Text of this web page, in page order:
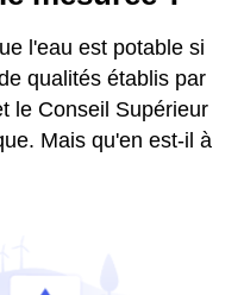
l'eau est potable si
qualités établis par
le Conseil Supérieur
Mais qu'en est-il à